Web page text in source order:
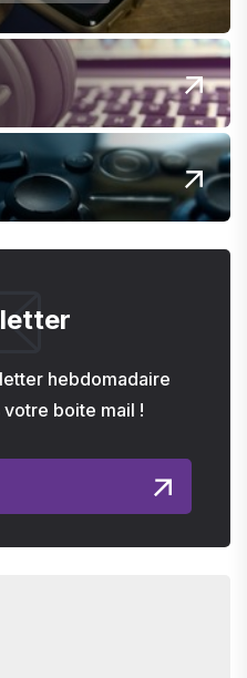
hebdomadaire
boite mail !